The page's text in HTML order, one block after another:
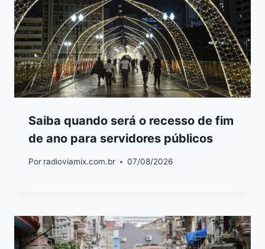
Saiba quando será o recesso de fim
de ano para servidores públicos
Por radioviamix.com.br 07/08/2026